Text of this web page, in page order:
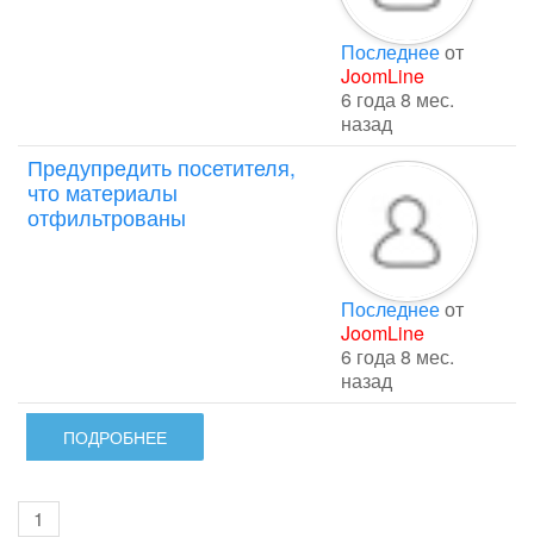
ПОДРОБНЕЕ
Последнееот
JoomLine
6 года 8 мес.
назад
Предупредить посетителя,
что материалы
отфильтрованы
Последнееот
JoomLine
6 года 8 мес.
назад
1